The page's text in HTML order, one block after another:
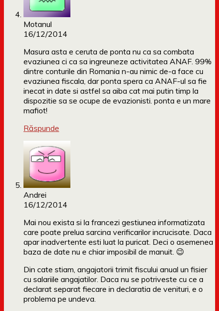
Motanul
16/12/2014
Masura asta e ceruta de ponta nu ca sa combata
evaziunea ci ca sa ingreuneze activitatea ANAF. 99%
dintre conturile din Romania n-au nimic de-a face cu
evaziunea fiscala, dar ponta spera ca ANAF-ul sa fie
inecat in date si astfel sa aiba cat mai putin timp la
dispozitie sa se ocupe de evazionisti. ponta e un mare
mafiot!
Răspunde
Andrei
16/12/2014
Mai nou exista si la francezi gestiunea informatizata
care poate prelua sarcina verificarilor incrucisate. Daca
apar inadvertente esti luat la puricat. Deci o asemenea
baza de date nu e chiar imposibil de manuit. 😉
Din cate stiam, angajatorii trimit fiscului anual un fisier
cu salariile angajatilor. Daca nu se potriveste cu ce a
declarat separat fiecare in declaratia de venituri, e o
problema pe undeva.